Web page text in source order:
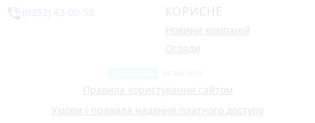
КОРИСНЕ
Новини компаній
Огляди
Правила користування сайтом
Умови і правила надання платного доступу